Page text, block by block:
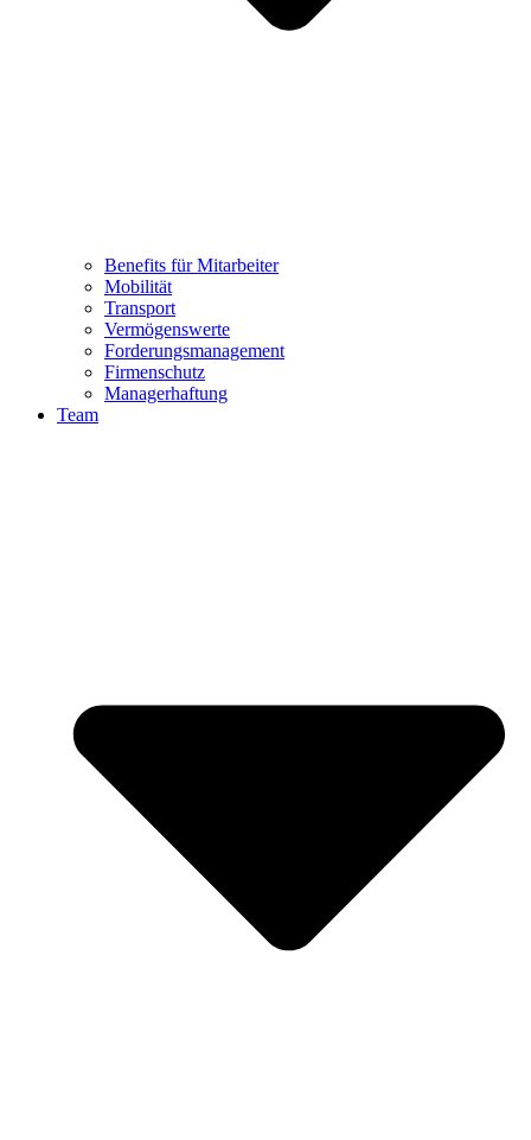
Benefits für Mitarbeiter
Mobilität
Transport
Vermögenswerte
Forderungsmanagement
Firmenschutz
Managerhaftung
Team